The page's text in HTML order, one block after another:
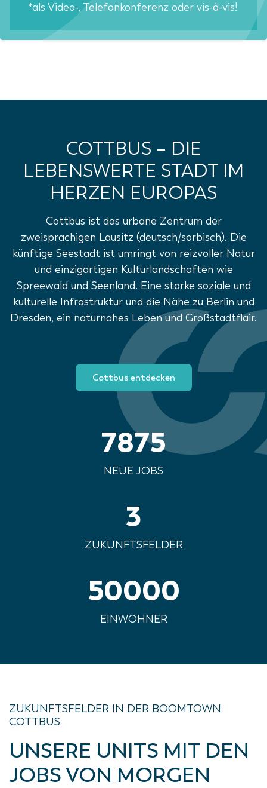
*als Video-, Telefonkonferenz oder vis-à-vis!
COTTBUS – DIE
LEBENSWERTE STADT IM
HERZEN EUROPAS
Cottbus ist das urbane Zentrum der
zweisprachigen Lausitz (deutsch/sorbisch). Die
künftige Seestadt ist umringt von reizvoller Natur
und einzigartigen Kulturlandschaften wie
Spreewald und Seenland. Eine starke soziale und
kulturelle Infrastruktur und die Nähe zu Berlin und
Dresden, ein naturnahes Leben und Großstadtflair.
Cottbus entdecken
7875
NEUE JOBS
3
ZUKUNFTSFELDER
50000
EINWOHNER
ZUKUNFTSFELDER IN DER BOOMTOWN
COTTBUS
UNSERE UNITS MIT DEN
JOBS VON MORGEN